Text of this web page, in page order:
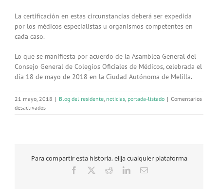
La certificación en estas circunstancias deberá ser expedida
por los médicos especialistas u organismos competentes en
cada caso.
Lo que se manifiesta por acuerdo de la Asamblea General del
Consejo General de Colegios Oficiales de Médicos, celebrada el
día 18 de mayo de 2018 en la Ciudad Autónoma de Melilla.
21 mayo, 2018 | Blog del residente, noticias, portada-listado | Comentarios
desactivadosen
El
certificado
Para compartir esta historia, elija cualquier plataforma
Facebook RedditLinkedInCorreo